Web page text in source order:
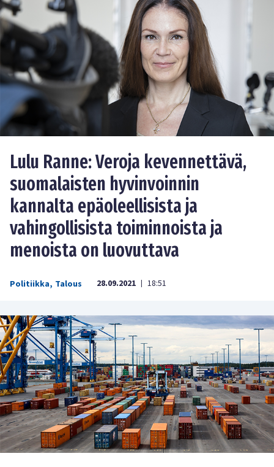
Lulu Ranne: Veroja kevennettävä,
suomalaisten hyvinvoinnin
kannalta epäoleellisista ja
vahingollisista toiminnoista ja
menoista on luovuttava
Politiikka, Talous 28.09.2021 | 18:51